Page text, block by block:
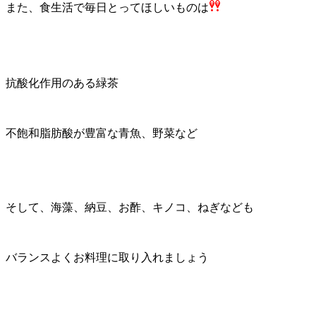
また、食生活で毎日とってほしいものは
抗酸化作用のある緑茶
不飽和脂肪酸が豊富な青魚、野菜など
そして、海藻、納豆、お酢、キノコ、ねぎなども
バランスよくお料理に取り入れましょう